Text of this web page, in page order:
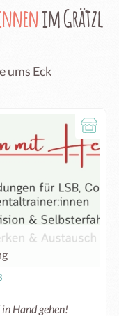
im Grätzl
ums Eck
Hand gehen!